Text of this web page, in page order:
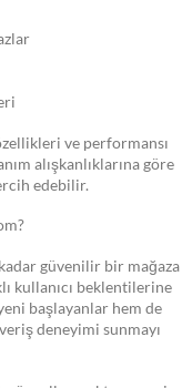
ve performansı
alışkanlıklarına göre
edebilir.
güvenilir bir mağaza
kullanıcı beklentilerine
başlayanlar hem de
deneyimi sunmayı